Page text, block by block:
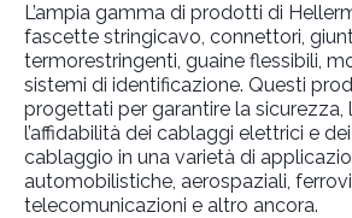
L’ampia gamma di prodotti di
fascette stringicavo, connettori,
termorestringenti, guaine flessibili,
sistemi di identificazione. Questi
progettati per garantire la sicurezza,
l’affidabilità dei cablaggi elettrici e
cablaggio in una varietà di
automobilistiche, aerospaziali,
telecomunicazioni e altro ancora.